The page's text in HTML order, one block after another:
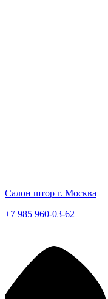
Салон штор г. Москва
+7 985 960-03-62